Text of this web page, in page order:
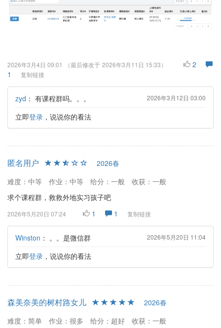
2026年3月4日 09:01 （最后修改于 2026年3月11日 15:33）
2
1
复制链接
zyd ： 有课程群吗。。。 2026年3月12日 03:00
立即登录 ，说说你的看法
匿名用户
2026春
难度：中等
作业：中等 给分：一般
收获：一般
求个课程群，救救外地实习孩子吧
2026年5月20日 07:24 1 1 复制链接
Winston ： 。。是微信群 2026年5月20日 11:04
立即登录 ，说说你的看法
森美奈美的树村路女儿
2026春
难度：简单
作业：很多 给分：超好 收获：一般